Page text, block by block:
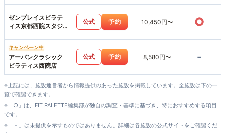
ゼンプレイスピラテ
ィス京都西院スタジ
公式 予約 10,450円〜 ○
キャンペーン中
アーバンクラシック
ピラティス西院店
公式 予約 8,580円〜 -
※上記には、施設運営者から情報提供のあった施設を掲載しています。全施設は下の一
覧で確認できます。
※「○」は、FIT PALETTE編集部が独自の調査・基準に基づき、特におすすめする項目
です。
※「－」は未提供を示すものではありません。詳細は各施設の公式サイトをご確認くだ